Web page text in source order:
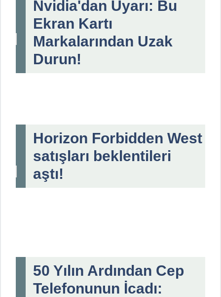
Nvidia'dan Uyarı: Bu
Ekran Kartı
Markalarından Uzak
Durun!
Horizon Forbidden West
satışları beklentileri
aştı!
50 Yılın Ardından Cep
Telefonunun İcadı: